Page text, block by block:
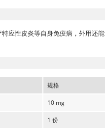
应性皮炎等自身免疫病，外用还能
规格
10 mg
1 份